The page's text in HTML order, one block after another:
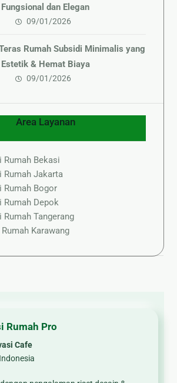
Fungsional dan Elegan
09/01/2026
Rumah Subsidi Minimalis yang
Estetik & Hemat Biaya
09/01/2026
Area Layanan
Rumah Bekasi
Rumah Jakarta
Rumah Bogor
Rumah Depok
Rumah Tangerang
Karawang
Rumah Pro
Cafe